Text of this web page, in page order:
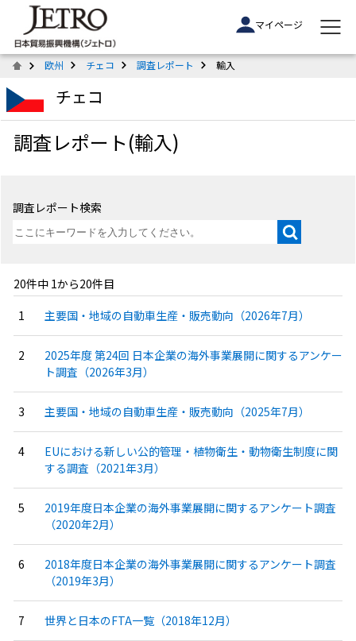
マイページ
欧州 チェコ 調査レポート 輸入
チェコ
調査レポート(輸入)
調査レポート検索
20件中 1から20件目
主要国・地域の自動車生産・販売動向（2026年7月）
2025年度 第24回 日本企業の海外事業展開に関するアンケー
ト調査（2026年3月）
主要国・地域の自動車生産・販売動向（2025年7月）
EUにおける新しい公的管理・植物衛生・動物衛生制度に関
する調査（2021年3月）
2019年度日本企業の海外事業展開に関するアンケート調査
（2020年2月）
2018年度日本企業の海外事業展開に関するアンケート調査
（2019年3月）
世界と日本のFTA一覧（2018年12月）